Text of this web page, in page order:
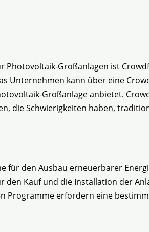
Photovoltaik-Großanlagen ist
Unternehmen kann über eine
Großanlage anbietet.
die Schwierigkeiten haben,
für den Ausbau erneuerbarer
Kauf und die Installation der
Programme erfordern eine